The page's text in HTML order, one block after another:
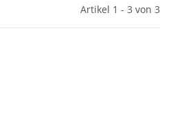
Artikel 1 - 3 von 3